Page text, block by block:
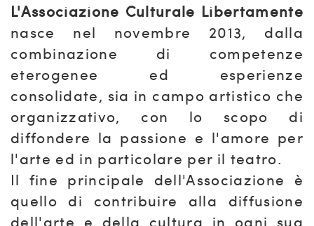
L'Associazione Culturale Libertamente
nasce nel novembre 2013, dalla
combinazione di competenze
eterogenee ed esperienze
consolidate, sia in campo artistico che
organizzativo, con lo scopo di
diffondere la passione e l'amore per
l'arte ed in particolare per il teatro.
Il fine principale dell'Associazione è
quello di contribuire alla diffusione
dell'arte e della cultura in ogni sua